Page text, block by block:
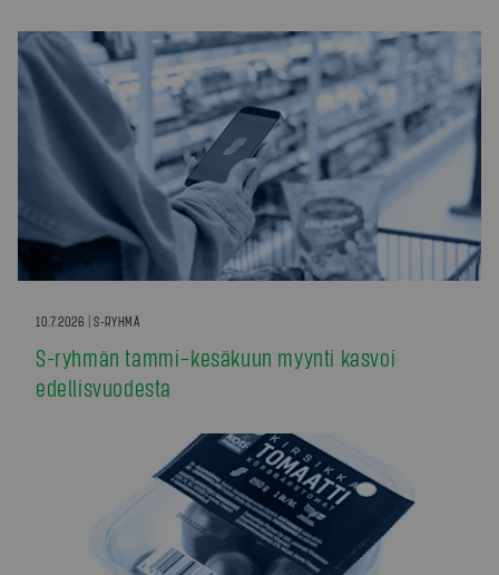
10.7.2026 | S-RYHMÄ
S-ryhmän tammi–kesäkuun myynti kasvoi
edellisvuodesta